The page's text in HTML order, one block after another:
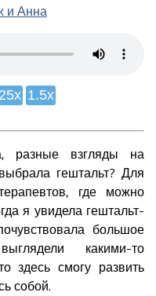
и Анна
1.5x
разные взгляды на
гештальт? Для
где можно
я увидела гештальт-
большое
какими-то
здесь смогу развить
собой.